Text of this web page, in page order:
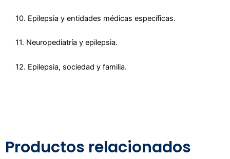
10. Epilepsia y entidades médicas específicas.
11. Neuropediatría y epilepsia.
12. Epilepsia, sociedad y familia.
Productos relacionados